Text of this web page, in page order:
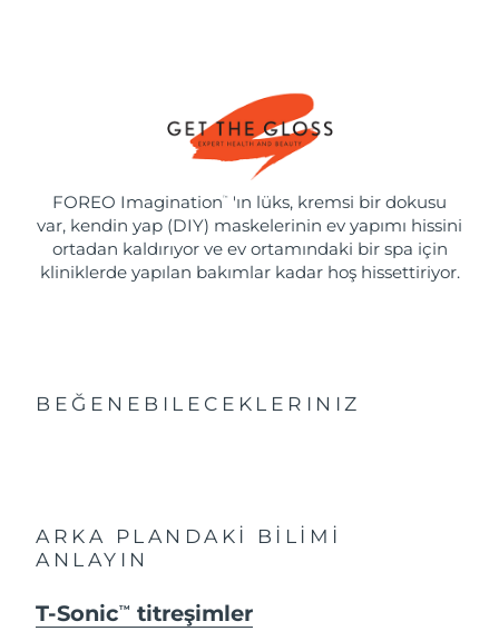
FOREO Imagination ™
'ın lüks, kremsi bir dokusu
var, kendin yap (DIY) maskelerinin ev yapımı hissini
ortadan kaldırıyor ve ev ortamındaki bir spa için
kliniklerde yapılan bakımlar kadar hoş hissettiriyor.
BEĞENEBILECEKLERINIZ
ARKA PLANDAKİ BİLİMİ
ANLAYIN
T-SonicTM titreşimler